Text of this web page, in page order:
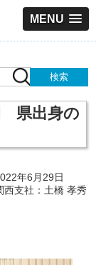
MENU
県出身の
年6月29日
西支社：土橋 孝秀